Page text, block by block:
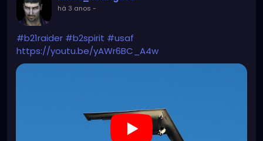
há 3 anos -
#b21raider #b2spirit #usaf
https://youtu.be/yAWr6BC_A4w